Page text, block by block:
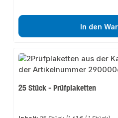
In den
25 Stück - Prüfplaketten